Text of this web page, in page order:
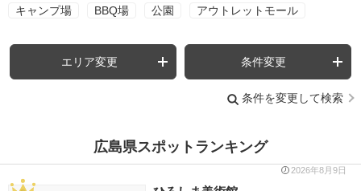
キャンプ場 BBQ場 公園 アウトレットモール
エリア変更 条件変更
条件を変更して検索
広島県スポットランキング
2026年8月9日